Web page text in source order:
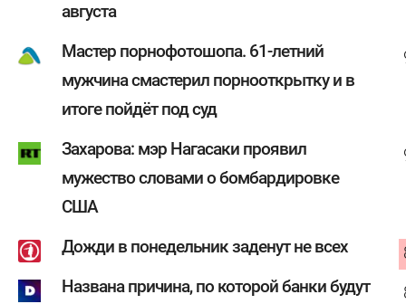
августа
Мастер порнофотошопа. 61-летний
мужчина смастерил порнооткрытку и в
итоге пойдёт под суд
Захарова: мэр Нагасаки проявил
мужество словами о бомбардировке
США
Дожди в понедельник заденут не всех
Названа причина, по которой банки будут